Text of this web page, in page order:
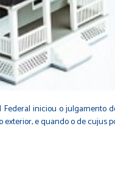
iniciou o julgamento
e quando o de cujus